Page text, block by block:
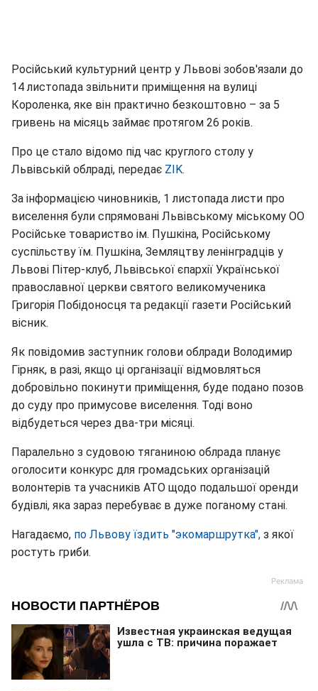
Російський культурний центр у Львові зобов'язали до
14 листопада звільнити приміщення на вулиці
Короленка, яке він практично безкоштовно – за 5
гривень на місяць займає протягом 26 років.
Про це стало відомо під час круглого столу у
Львівській облраді, передає ZIK.
За інформацією чиновників, 1 листопада листи про
виселення були спрямовані Львівському міському ОО
Російське товариство ім. Пушкіна, Російському
суспільству їм. Пушкіна, Земляцтву ленінградців у
Львові Пітер-клуб, Львівської єпархії Української
православної церкви святого великомученика
Григорія Побідоносця та редакції газети Російський
вісник.
Як повідомив заступник голови облради Володимир
Гірняк, в разі, якщо ці організації відмовляться
добровільно покинути приміщення, буде подано позов
до суду про примусове виселення. Тоді воно
відбудеться через два-три місяці.
Паралельно з судовою тяганиною облрада планує
оголосити конкурс для громадських організацій
волонтерів та учасників АТО щодо подальшої оренди
будівлі, яка зараз перебуває в дуже поганому стані.
Нагадаємо, по Львову їздить "экомаршрутка", з якої
ростуть гриби.